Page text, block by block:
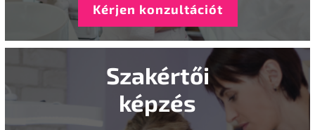
Kérjen konzultációt
Szakértői
képzés